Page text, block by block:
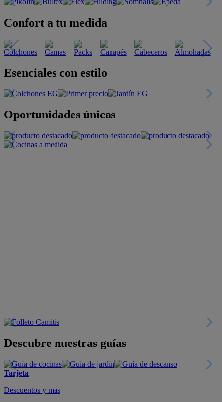
Confort a tu medida
Esenciales con estilo
Oportunidades únicas
Descubre nuestras guías
Tarjeta
Descuentos y más